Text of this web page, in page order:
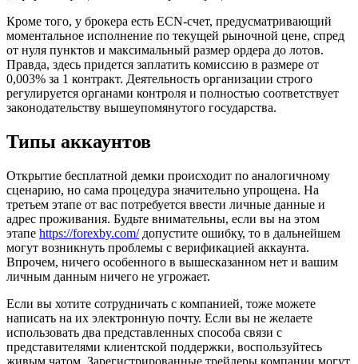
Кроме того, у брокера есть ECN-счет, предусматривающий
моментальное исполнение по текущей рыночной цене, спред
от нуля пунктов и максимальный размер ордера до лотов.
Правда, здесь придется заплатить комиссию в размере от
0,003% за 1 контракт. Деятельность организации строго
регулируется органами контроля и полностью соответствует
законодательству вышеупомянутого государства.
Типы аккаунтов
Открытие бесплатной демки происходит по аналогичному
сценарию, но сама процедура значительно упрощена. На
третьем этапе от вас потребуется ввести личные данные и
адрес проживания. Будьте внимательны, если вы на этом
этапе https://forexby.com/допустите ошибку, то в дальнейшем
могут возникнуть проблемы с верификацией аккаунта.
Впрочем, ничего особенного в вышесказанном нет и вашим
личным данным ничего не угрожает.
Если вы хотите сотрудничать с компанией, тоже можете
написать на их электронную почту. Если вы не желаете
использовать два представленных способа связи с
представителями клиентской поддержки, воспользуйтесь
живым чатом. Зарегистрированные трейдеры компании могут